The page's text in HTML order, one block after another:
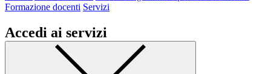
Formazione docenti Servizi
Accedi ai servizi